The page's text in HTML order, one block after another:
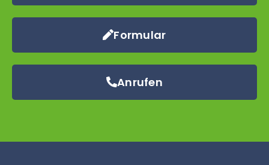
Formular
Anrufen